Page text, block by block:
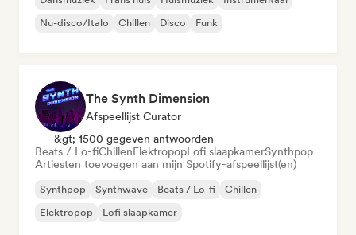
Nu-disco/Italo
Chillen Disco Funk
The Synth Dimension
Afspeellijst Curator
&gt; 1500 gegeven antwoorden
Beats / Lo-fiChillenElektropopLofi slaapkamerSynthpop
Artiesten toevoegen aan mijn Spotify-afspeellijst(en)
Synthpop Synthwave Beats / Lo-fi
Chillen
Elektropop
Lofi slaapkamer